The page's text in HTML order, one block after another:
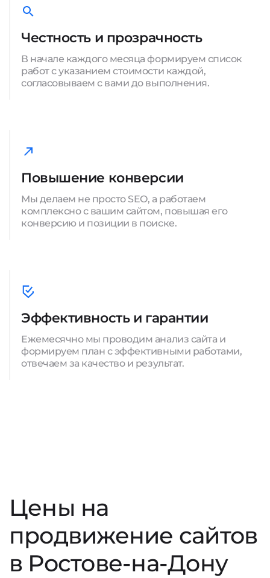
Честность и прозрачность
В начале каждого месяца формируем список
работ с указанием стоимости каждой,
согласовываем с вами до выполнения.
Повышение конверсии
Мы делаем не просто SEO, а работаем
комплексно с вашим сайтом, повышая его
конверсию и позиции в поиске.
Эффективность и гарантии
Ежемесячно мы проводим анализ сайта и
формируем план с эффективными работами,
отвечаем за качество и результат.
Цены на
продвижение сайтов
в Ростове-на-Дону